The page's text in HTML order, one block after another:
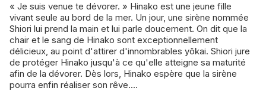
« Je suis venue te dévorer. » Hinako est une jeune fille
vivant seule au bord de la mer. Un jour, une sirène nommée
Shiori lui prend la main et lui parle doucement. On dit que la
chair et le sang de Hinako sont exceptionnellement
délicieux, au point d'attirer d'innombrables yôkai. Shiori jure
de protéger Hinako jusqu'à ce qu'elle atteigne sa maturité
afin de la dévorer. Dès lors, Hinako espère que la sirène
pourra enfin réaliser son rêve....